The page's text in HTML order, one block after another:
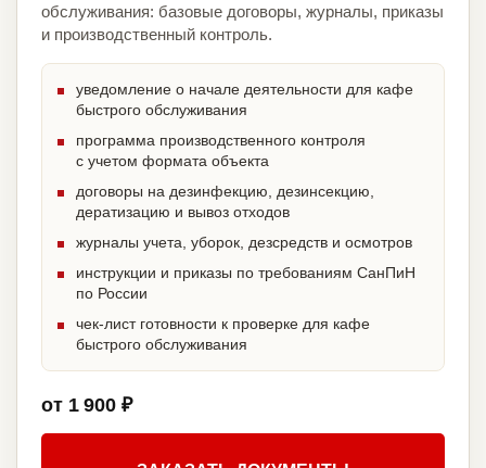
обслуживания: базовые договоры, журналы, приказы
и производственный контроль.
уведомление о начале деятельности для кафе
быстрого обслуживания
программа производственного контроля
с учетом формата объекта
договоры на дезинфекцию, дезинсекцию,
дератизацию и вывоз отходов
журналы учета, уборок, дезсредств и осмотров
инструкции и приказы по требованиям СанПиН
по России
чек-лист готовности к проверке для кафе
быстрого обслуживания
от 1 900 ₽